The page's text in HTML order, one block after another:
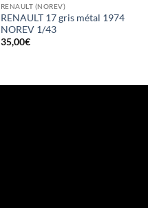
RENAULT (NOREV)
RENAULT 17 gris métal 1974
NOREV 1/43
35,00€